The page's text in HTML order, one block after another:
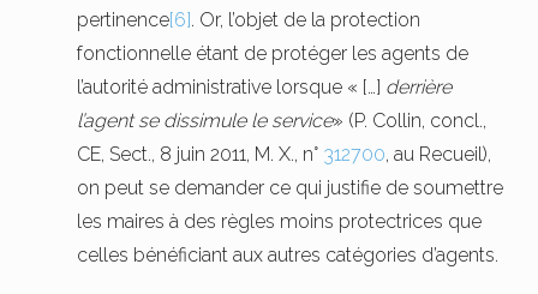
pertinence[6]. Or, l’objet de la protection
fonctionnelle étant de protéger les agents de
l’autorité administrative lorsque « […] derrière
l’agent se dissimule le service» (P. Collin, concl.,
CE, Sect., 8 juin 2011, M. X., n° 312700, au Recueil),
on peut se demander ce qui justifie de soumettre
les maires à des règles moins protectrices que
celles bénéficiant aux autres catégories d’agents.